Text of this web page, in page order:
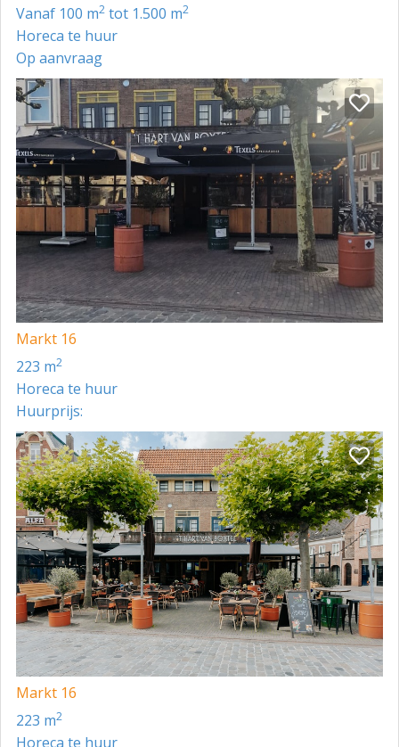
vanaf 100 m2 tot 1.500 m2
Horeca te huur
Op aanvraag
Markt 16
223 m2
Horeca te huur
Huurprijs:
Markt 16
223 m2
Horeca te huur